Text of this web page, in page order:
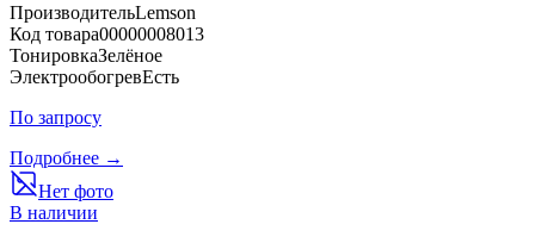
ПроизводительLemson
Код товара00000008013
ТонировкаЗелёное
ЭлектрообогревЕсть
По запросу
Подробнее →
Нет фото
В наличии